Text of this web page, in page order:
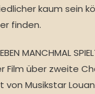
kaum sein
finden.
MANCHMAL
Film über zweite
von Musikstar